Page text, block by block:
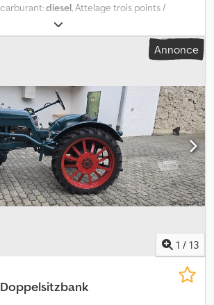
carburant:diesel , Attelage trois points /
roues_____Entièrement fonctionnel.
(contrat d'achat), lieu de stockage : 17094
Annonce
1 / 13
Doppelsitzbank